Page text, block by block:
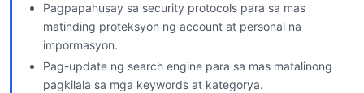
Pagpapahusay sa security protocols para sa mas
matinding proteksyon ng account at personal na
impormasyon.
Pag-update ng search engine para sa mas matalinong
pagkilala sa mga keywords at kategorya.